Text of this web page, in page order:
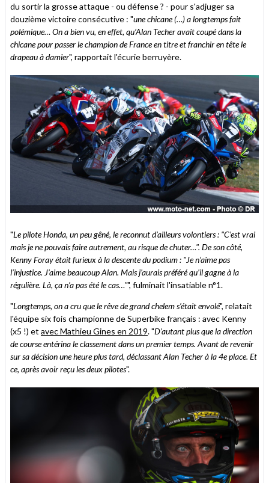
du sortir la grosse attaque - ou défense ? - pour s'adjuger sa
douzième victoire consécutive : "une chicane (…) a longtemps fait
polémique… On a bien vu, en effet, qu’Alan Techer avait coupé dans la
chicane pour passer le champion de France en titre et franchir en tête le
drapeau à damier", rapportait l'écurie berruyère.
"Le pilote Honda, un peu gêné, le reconnut d’ailleurs volontiers : "C’est vrai
mais je ne pouvais faire autrement, au risque de chuter…". De son côté,
Kenny Foray était furieux à la descente du podium : "Je n’aime pas
l’injustice. J’aime beaucoup Alan. Mais j’aurais préféré qu’il gagne à la
régulière. Là, ça n’a pas été le cas…"", fulminait l'insatiable n°1.
"Longtemps, on a cru que le rêve de grand chelem s’était envolé", relatait
l'équipe six fois championne de Superbike français : avec Kenny
(x5 !) et avec Mathieu Gines en 2019. "D’autant plus que la direction
de course entérina le classement dans un premier temps. Avant de revenir
sur sa décision une heure plus tard, déclassant Alan Techer à la 4e place. Et
ce, après avoir reçu les deux pilotes".